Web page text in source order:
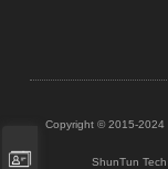
Copyright © 2015-2024
ShunTun